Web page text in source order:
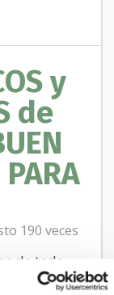
y
de
PARA
190 veces
de todo
y Sacas